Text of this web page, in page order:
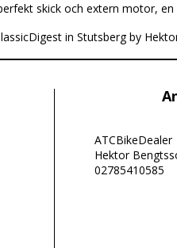
skick och extern motor, en
in Stutsberg by
ATCBikeDealer
Hektor
02785410585